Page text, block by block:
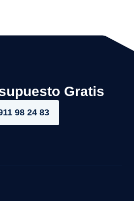
Gratis
98 24 83